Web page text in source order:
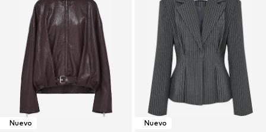
Nuevo Nuevo